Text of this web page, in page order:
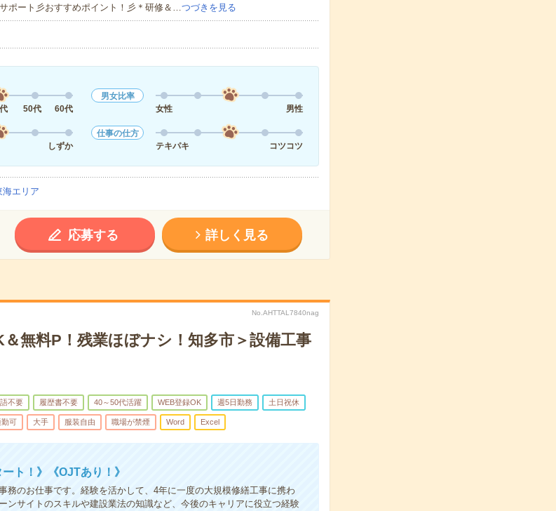
ポート彡おすすめポイント！彡＊研修＆…つづきを見る
50代 60代
男女比率
女性
男性
しずか
仕事の仕方
テキパキ
コツコツ
エリア
応募する 詳しく見る
No.AHTTAL7840nag
＆無料P！残業ほぼナシ！知多市＞設備工事
不要 履歴書不要 40～50代活躍 WEB登録OK 週5日勤務 土日祝休
勤可 大手 服装自由 職場が禁煙 Word Excel
ト！》《OJTあり！》
務のお仕事です。経験を活かして、4年に一度の大規模修繕工事に携わ
ンサイトのスキルや建設業法の知識など、今後のキャリアに役立つ経験